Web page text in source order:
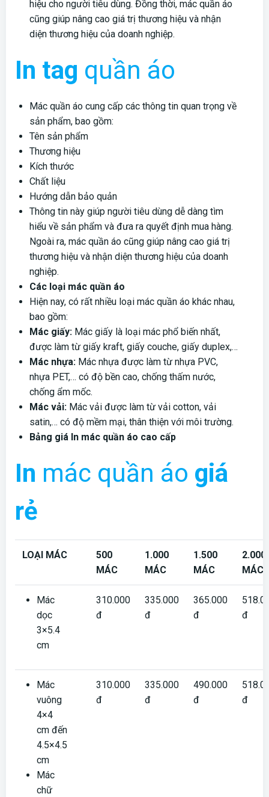
hiệu cho người tiêu dùng. Đồng thời, mác quần áo
cũng giúp nâng cao giá trị thương hiệu và nhận
diện thương hiệu của doanh nghiệp.
In tag quần áo
Mác quần áo cung cấp các thông tin quan trọng về
sản phẩm, bao gồm:
Tên sản phẩm
Thương hiệu
Kích thước
Chất liệu
Hướng dẫn bảo quản
Thông tin này giúp người tiêu dùng dễ dàng tìm
hiểu về sản phẩm và đưa ra quyết định mua hàng.
Ngoài ra, mác quần áo cũng giúp nâng cao giá trị
thương hiệu và nhận diện thương hiệu của doanh
nghiệp.
Các loại mác quần áo
Hiện nay, có rất nhiều loại mác quần áo khác nhau,
bao gồm:
Mác giấy: Mác giấy là loại mác phổ biến nhất,
được làm từ giấy kraft, giấy couche, giấy duplex,…
Mác nhựa: Mác nhựa được làm từ nhựa PVC,
nhựa PET,… có độ bền cao, chống thấm nước,
chống ẩm mốc.
Mác vải: Mác vải được làm từ vải cotton, vải
satin,… có độ mềm mại, thân thiện với môi trường.
Bảng giá In mác quần áo cao cấp
In mác quần áo giá
rẻ
LOẠI MÁC
500
MÁC
1.000
MÁC
1.500
MÁC
2.000
MÁC
Mác
dọc
3×5.4
cm
310.000
đ
335.000
đ
365.000
đ
đ
Mác
vuông
4×4
cm đến
4.5×4.5
cm
Mác
chữ
310.000
đ
335.000
đ
490.000
đ
đ